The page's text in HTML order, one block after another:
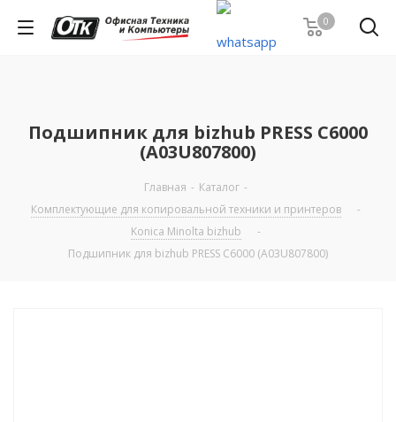
0
Подшипник для bizhub PRESS C6000
(A03U807800)
Главная - Каталог -
Комплектующие для копировальной техники и принтеров
-
Konica Minolta bizhub
-
Подшипник для bizhub PRESS C6000 (A03U807800)